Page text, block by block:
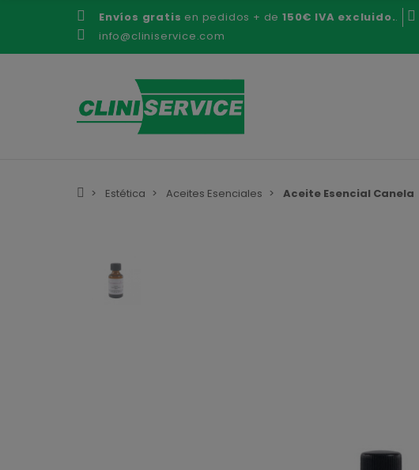
Envíos gratis en pedidos + de150€ IVA excluido..
info@cliniservice.com
Estética Aceites Esenciales Aceite Esencial Canela